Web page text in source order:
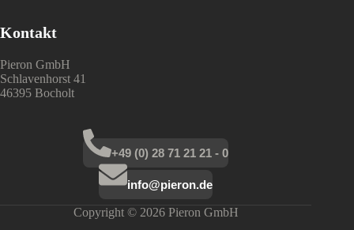
Kontakt
Pieron GmbH
Schlavenhorst 41
46395 Bocholt
+49 (0) 28 71 21 21 - 0
info@pieron.de
Copyright © 2026 Pieron GmbH